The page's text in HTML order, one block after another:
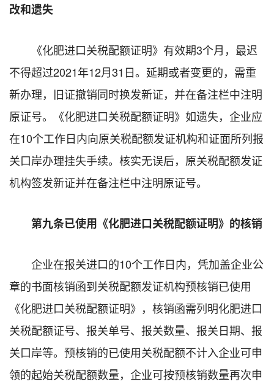
改和遗失
《化肥进口关税配额证明》有效期3个月，最迟
不得超过2021年12月31日。延期或者变更的，需重
新办理，旧证撤销同时换发新证，并在备注栏中注明
原证号。《化肥进口关税配额证明》如遗失，企业应
在10个工作日内向原关税配额发证机构和证面所列报
关口岸办理挂失手续。核实无误后，原关税配额发证
机构签发新证并在备注栏中注明原证号。
第九条已使用《化肥进口关税配额证明》的核销
企业在报关进口的10个工作日内，凭加盖企业公
章的书面核销函到关税配额发证机构预核销已使用
《化肥进口关税配额证明》，核销函需列明化肥进口
关税配额证号、报关单号、报关数量、报关日期、报
关口岸等。预核销的已使用关税配额不计入企业可申
领的起始关税配额数量，企业可按预核销数量再次申